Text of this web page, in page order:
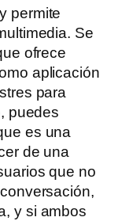
permite
Se
ofrece
aplicación
para
puedes
es una
de una
que no
y si ambos